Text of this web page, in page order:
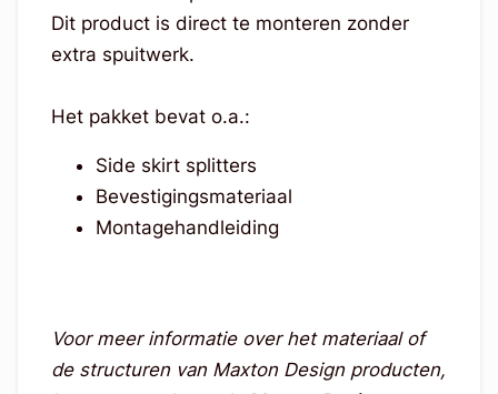
Dit product is direct te monteren zonder
extra spuitwerk.
Het pakket bevat o.a.:
Side skirt splitters
Bevestigingsmateriaal
Montagehandleiding
Voor meer informatie over het materiaal of
de structuren van Maxton Design producten,